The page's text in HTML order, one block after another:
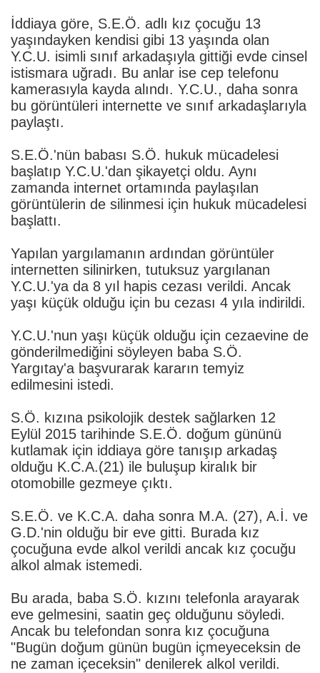
İddiaya göre, S.E.Ö. adlı kız çocuğu 13
yaşındayken kendisi gibi 13 yaşında olan
Y.C.U. isimli sınıf arkadaşıyla gittiği evde cinsel
istismara uğradı. Bu anlar ise cep telefonu
kamerasıyla kayda alındı. Y.C.U., daha sonra
bu görüntüleri internette ve sınıf arkadaşlarıyla
paylaştı.
S.E.Ö.'nün babası S.Ö. hukuk mücadelesi
başlatıp Y.C.U.'dan şikayetçi oldu. Aynı
zamanda internet ortamında paylaşılan
görüntülerin de silinmesi için hukuk mücadelesi
başlattı.
Yapılan yargılamanın ardından görüntüler
internetten silinirken, tutuksuz yargılanan
Y.C.U.'ya da 8 yıl hapis cezası verildi. Ancak
yaşı küçük olduğu için bu cezası 4 yıla indirildi.
Y.C.U.'nun yaşı küçük olduğu için cezaevine de
gönderilmediğini söyleyen baba S.Ö.
Yargıtay'a başvurarak kararın temyiz
edilmesini istedi.
S.Ö. kızına psikolojik destek sağlarken 12
Eylül 2015 tarihinde S.E.Ö. doğum gününü
kutlamak için iddiaya göre tanışıp arkadaş
olduğu K.C.A.(21) ile buluşup kiralık bir
otomobille gezmeye çıktı.
S.E.Ö. ve K.C.A. daha sonra M.A. (27), A.İ. ve
G.D.'nin olduğu bir eve gitti. Burada kız
çocuğuna evde alkol verildi ancak kız çocuğu
alkol almak istemedi.
Bu arada, baba S.Ö. kızını telefonla arayarak
eve gelmesini, saatin geç olduğunu söyledi.
Ancak bu telefondan sonra kız çocuğuna
"Bugün doğum günün bugün içmeyeceksin de
ne zaman içeceksin" denilerek alkol verildi.